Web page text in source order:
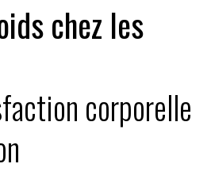
chez les
corporelle